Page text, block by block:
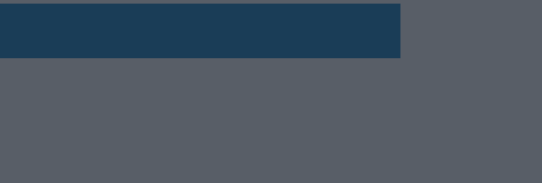
pokazali klasę
nową sportową tradycję"